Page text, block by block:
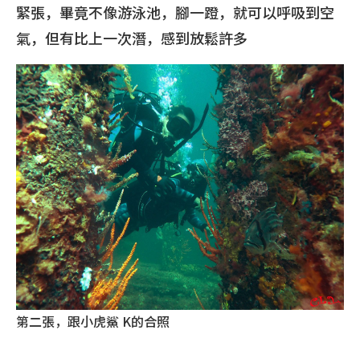
緊張，畢竟不像游泳池，腳一蹬，就可以呼吸到空
氣，但有比上一次潛，感到放鬆許多
第二張，跟小虎鯊 K的合照